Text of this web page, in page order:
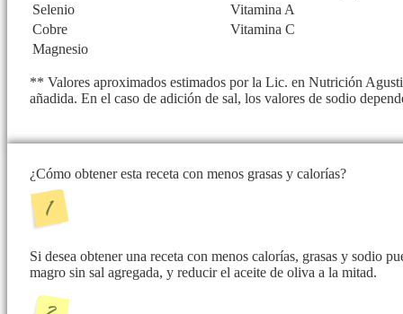
Selenio
Vitamina A
Cobre
Vitamina C
Magnesio
** Valores aproximados estimados por la Lic. en Nutrición
añadida. En el caso de adición de sal, los valores de sodio
¿Cómo obtener esta receta con menos grasas y calorías?
Si desea obtener una receta con menos calorías, grasas y sodio
magro sin sal agregada, y reducir el aceite de oliva a la mitad.